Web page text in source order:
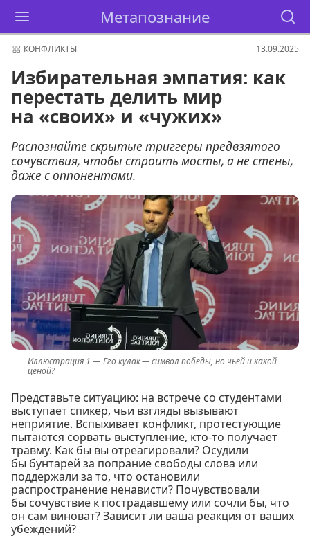
Метапознание
КОНФЛИКТЫ 13.09.2025
Избирательная эмпатия: как
перестать делить мир
на «своих» и «чужих»
Распознайте скрытые триггеры предвзятого
сочувствия, чтобы строить мосты, а не стены,
даже с оппонентами.
Его кулак — символ победы, но чьей и какой
ценой?
Представьте ситуацию: на встрече со студентами
выступает спикер, чьи взгляды вызывают
неприятие. Вспыхивает конфликт, протестующие
пытаются сорвать выступление, кто-то получает
травму. Как бы вы отреагировали? Осудили
бы бунтарей за попрание свободы слова или
поддержали за то, что остановили
распространение ненависти? Почувствовали
бы сочувствие к пострадавшему или сочли бы, что
он сам виноват? Зависит ли ваша реакция от ваших
убеждений?